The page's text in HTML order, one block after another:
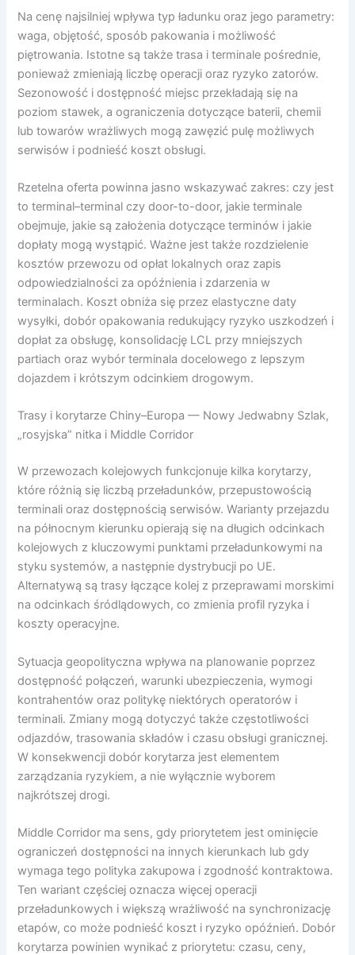
Na cenę najsilniej wpływa typ ładunku oraz jego parametry:
waga, objętość, sposób pakowania i możliwość
piętrowania. Istotne są także trasa i terminale pośrednie,
ponieważ zmieniają liczbę operacji oraz ryzyko zatorów.
Sezonowość i dostępność miejsc przekładają się na
poziom stawek, a ograniczenia dotyczące baterii, chemii
lub towarów wrażliwych mogą zawęzić pulę możliwych
serwisów i podnieść koszt obsługi.
Rzetelna oferta powinna jasno wskazywać zakres: czy jest
to terminal–terminal czy door-to-door, jakie terminale
obejmuje, jakie są założenia dotyczące terminów i jakie
dopłaty mogą wystąpić. Ważne jest także rozdzielenie
kosztów przewozu od opłat lokalnych oraz zapis
odpowiedzialności za opóźnienia i zdarzenia w
terminalach. Koszt obniża się przez elastyczne daty
wysyłki, dobór opakowania redukujący ryzyko uszkodzeń i
dopłat za obsługę, konsolidację LCL przy mniejszych
partiach oraz wybór terminala docelowego z lepszym
dojazdem i krótszym odcinkiem drogowym.
Trasy i korytarze Chiny–Europa — Nowy Jedwabny Szlak,
„rosyjska” nitka i Middle Corridor
W przewozach kolejowych funkcjonuje kilka korytarzy,
które różnią się liczbą przeładunków, przepustowością
terminali oraz dostępnością serwisów. Warianty przejazdu
na północnym kierunku opierają się na długich odcinkach
kolejowych z kluczowymi punktami przeładunkowymi na
styku systemów, a następnie dystrybucji po UE.
Alternatywą są trasy łączące kolej z przeprawami morskimi
na odcinkach śródlądowych, co zmienia profil ryzyka i
koszty operacyjne.
Sytuacja geopolityczna wpływa na planowanie poprzez
dostępność połączeń, warunki ubezpieczenia, wymogi
kontrahentów oraz politykę niektórych operatorów i
terminali. Zmiany mogą dotyczyć także częstotliwości
odjazdów, trasowania składów i czasu obsługi granicznej.
W konsekwencji dobór korytarza jest elementem
zarządzania ryzykiem, a nie wyłącznie wyborem
najkrótszej drogi.
Middle Corridor ma sens, gdy priorytetem jest ominięcie
ograniczeń dostępności na innych kierunkach lub gdy
wymaga tego polityka zakupowa i zgodność kontraktowa.
Ten wariant częściej oznacza więcej operacji
przeładunkowych i większą wrażliwość na synchronizację
etapów, co może podnieść koszt i ryzyko opóźnień. Dobór
korytarza powinien wynikać z priorytetu: czasu, ceny,